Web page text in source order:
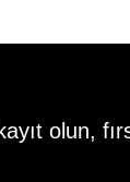
olun,